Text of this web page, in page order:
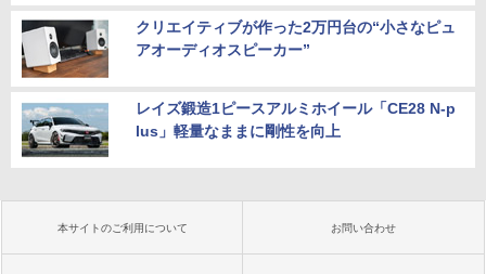
クリエイティブが作った2万円台の“小さなピュ
アオーディオスピーカー”
レイズ鍛造1ピースアルミホイール「CE28 N-p
lus」軽量なままに剛性を向上
本サイトのご利用について お問い合わせ